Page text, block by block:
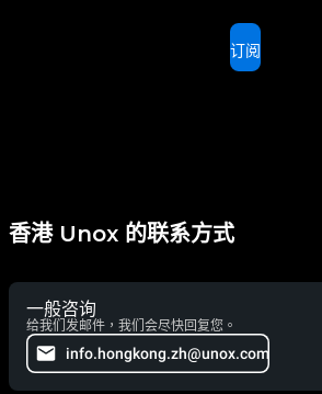
订阅
香港 Unox 的联系方式
一般咨询
给我们发邮件，我们会尽快回复您。
info.hongkong.zh@unox.com